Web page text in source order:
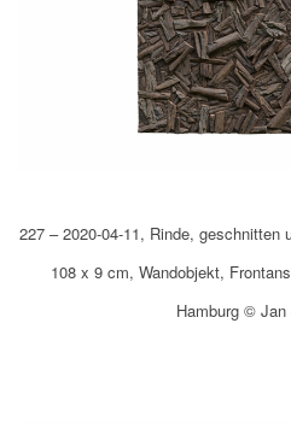
227 – 2020-04-11, Rinde, geschnitten
108 x 9 cm, Wandobjekt,
Hamburg © Jan